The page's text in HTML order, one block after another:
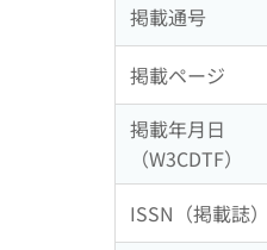
掲載通号
掲載ページ
掲載年月日
（W3CDTF）
ISSN（掲載誌）